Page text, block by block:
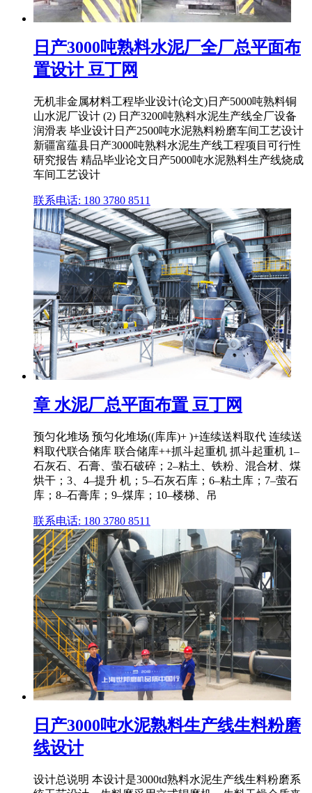
日产3000吨熟料水泥厂全厂总平面布
置设计 豆丁网
无机非金属材料工程毕业设计(论文)日产5000吨熟料铜
山水泥厂设计 (2) 日产3200吨熟料水泥生产线全厂设备
润滑表 毕业设计日产2500吨水泥熟料粉磨车间工艺设计
新疆富蕴县日产3000吨熟料水泥生产线工程项目可行性
研究报告 精品毕业论文日产5000吨水泥熟料生产线烧成
车间工艺设计
联系电话: 180 3780 8511
章 水泥厂总平面布置 豆丁网
预匀化堆场 预匀化堆场((库库)+ )+连续送料取代 连续送
料取代联合储库 联合储库++抓斗起重机 抓斗起重机 1–
石灰石、石膏、萤石破碎；2–粘土、铁粉、混合材、煤
烘干；3、4–提升 机；5–石灰石库；6–粘土库；7–萤石
库；8–石膏库；9–煤库；10–楼梯、吊
联系电话: 180 3780 8511
日产3000吨水泥熟料生产线生料粉磨
线设计
设计总说明 本设计是3000td熟料水泥生产线生料粉磨系